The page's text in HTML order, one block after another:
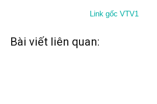
Link gốc VTV1
Bài viết liên quan: